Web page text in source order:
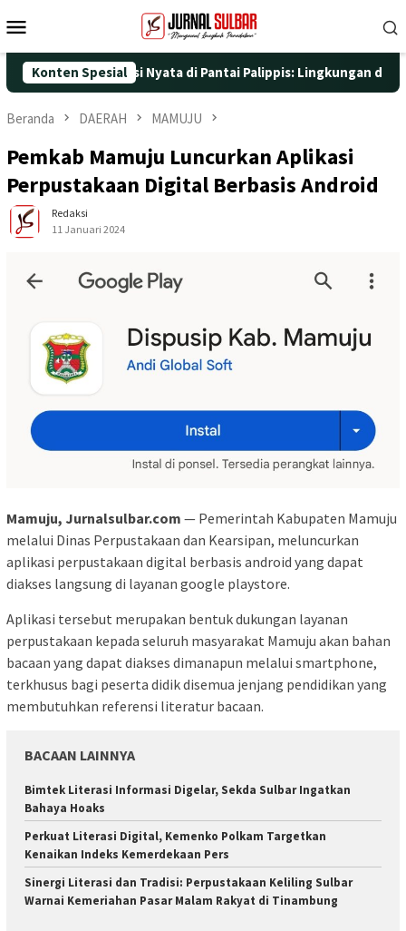
ke
Mobile
Konten Spesial
dengan Aksi Nyata di Pantai Palippis: Lingkungan dan
Beranda DAERAH MAMUJU
Pemkab Mamuju Luncurkan Aplikasi
Perpustakaan Digital Berbasis Android
Redaksi
11 Januari 2024
Mamuju, Jurnalsulbar.com — Pemerintah Kabupaten Mamuju
melalui Dinas Perpustakaan dan Kearsipan, meluncurkan
aplikasi perpustakaan digital berbasis android yang dapat
diakses langsung di layanan google playstore.
Aplikasi tersebut merupakan bentuk dukungan layanan
perpustakaan kepada seluruh masyarakat Mamuju akan bahan
bacaan yang dapat diakses dimanapun melalui smartphone,
terkhusus bagi peserta didik disemua jenjang pendidikan yang
membutuhkan referensi literatur bacaan.
BACAAN LAINNYA
Bimtek Literasi Informasi Digelar, Sekda Sulbar Ingatkan
Bahaya Hoaks
Perkuat Literasi Digital, Kemenko Polkam Targetkan
Kenaikan Indeks Kemerdekaan Pers
Sinergi Literasi dan Tradisi: Perpustakaan Keliling Sulbar
Warnai Kemeriahan Pasar Malam Rakyat di Tinambung